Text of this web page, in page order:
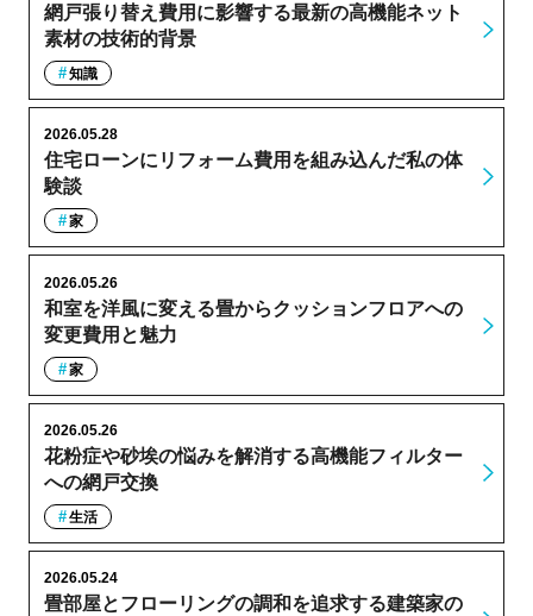
網戸張り替え費用に影響する最新の高機能ネット
素材の技術的背景
知識
住宅ローンにリフォーム費用を組み込んだ私の体
験談
2026.05.28
家
和室を洋風に変える畳からクッションフロアへの
変更費用と魅力
2026.05.26
家
花粉症や砂埃の悩みを解消する高機能フィルター
への網戸交換
2026.05.26
生活
畳部屋とフローリングの調和を追求する建築家の
2026.05.24